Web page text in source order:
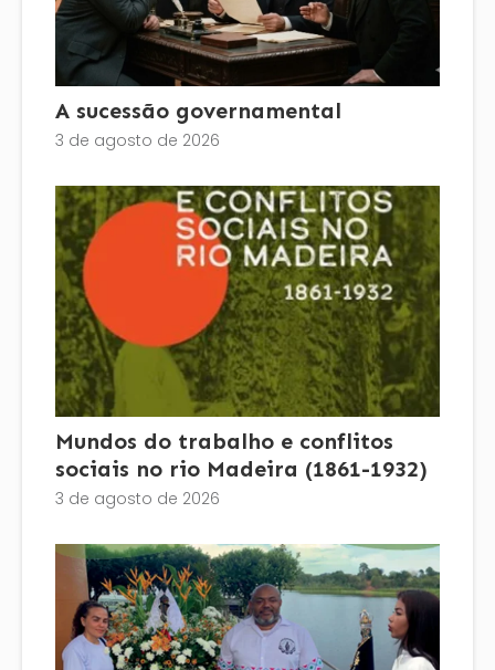
A sucessão governamental
3 de agosto de 2026
Mundos do trabalho e conflitos
sociais no rio Madeira (1861-1932)
3 de agosto de 2026